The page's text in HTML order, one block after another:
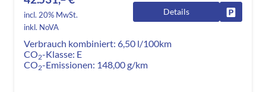
incl. 20% MwSt.
inkl. NoVA
Details
Verbrauch kombiniert: 6,50 l/100km
CO2-Klasse: E
CO2-Emissionen: 148,00 g/km